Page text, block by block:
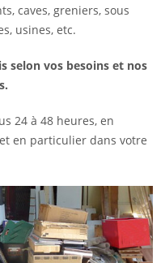
caves, greniers, sous
usines, etc.
selon vos besoins et nos
24 à 48 heures, en
et en particulier dans votre